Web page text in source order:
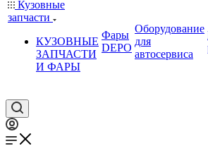
Кузовные
запчасти
КУЗОВНЫЕ
ЗАПЧАСТИ
И ФАРЫ
Фары
DEPO
Оборудование
для
автосервиса